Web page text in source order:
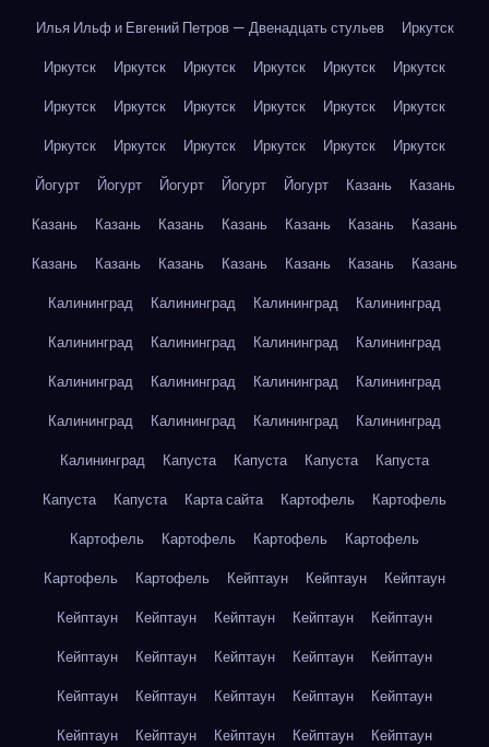
Илья Ильф и Евгений Петров — Двенадцать стульев
Иркутск
Иркутск
Иркутск Иркутск Иркутск Иркутск
Иркутск
Иркутск
Иркутск Иркутск Иркутск Иркутск
Иркутск
Иркутск
Иркутск Иркутск Иркутск Иркутск
Иркутск
Йогурт
Йогурт Йогурт Йогурт Йогурт Казань
Казань
Казань
Казань Казань Казань Казань Казань
Казань
Казань
Казань Казань Казань Казань Казань
Казань
Калининград
Калининград Калининград
Калининград
Калининград
Калининград Калининград
Калининград
Калининград
Калининград Калининград
Калининград
Калининград
Калининград Калининград
Калининград
Калининград
Капуста Капуста Капуста
Капуста
Капуста
Капуста Карта сайта Картофель
Картофель
Картофель
Картофель Картофель
Картофель
Картофель
Картофель Кейптаун Кейптаун
Кейптаун
Кейптаун
Кейптаун Кейптаун Кейптаун
Кейптаун
Кейптаун
Кейптаун Кейптаун Кейптаун
Кейптаун
Кейптаун
Кейптаун Кейптаун Кейптаун
Кейптаун
Кейптаун
Кейптаун Кейптаун Кейптаун
Кейптаун